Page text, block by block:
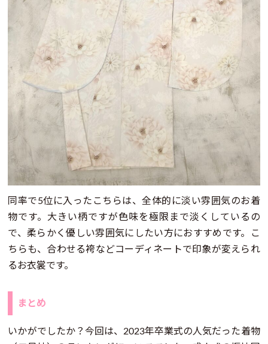
同率で5位に入ったこちらは、全体的に淡い雰囲気のお着
物です。大きい柄ですが色味を極限まで淡くしているの
で、柔らかく優しい雰囲気にしたい方におすすめです。こ
ちらも、合わせる袴などコーディネートで印象が変えられ
るお衣裳です。
まとめ
いかがでしたか？今回は、2023年卒業式の人気だった着物